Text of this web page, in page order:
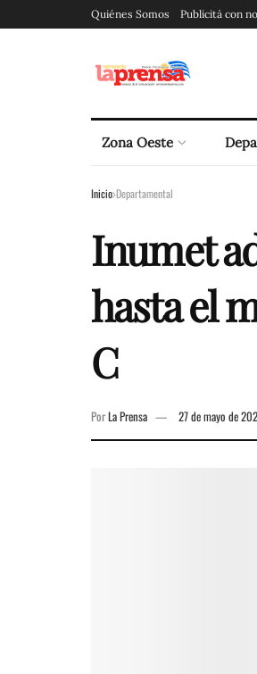
Quiénes Somos Publicitá con
Zona Oeste
Inicio Departamental
Inumet
hasta el
C
PorLa Prensa 27 de mayo de